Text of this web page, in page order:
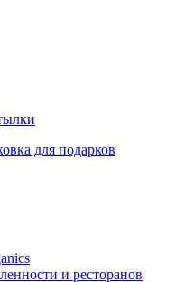
для подарков
и ресторанов